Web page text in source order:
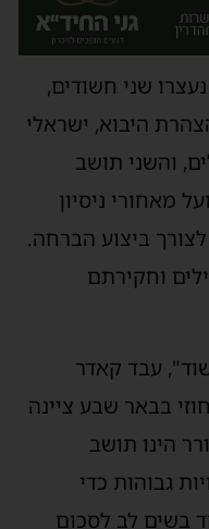
שני חשודים,
היבוא, ישראלי
והשני תושב
מאחורי ניסיון
ביצוע הברחה.
וחקירתם
עבד קאדר
בבאר שבע ציינה
הינו תושב
גבוהות כדי
בשים לב לסכום